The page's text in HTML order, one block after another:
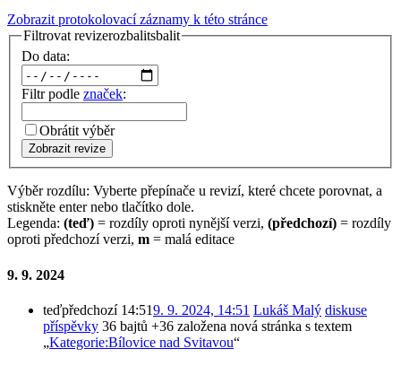
Zobrazit protokolovací záznamy k této stránce
Filtrovat revizerozbalitsbalit
Do data:
Filtr podle značek:
Obrátit výběr
Zobrazit revize
Výběr rozdílu: Vyberte přepínače u revizí, které chcete porovnat, a
stiskněte enter nebo tlačítko dole.
Legenda: (teď) = rozdíly oproti nynější verzi, (předchozí) = rozdíly
oproti předchozí verzi, m = malá editace
9. 9. 2024
teďpředchozí 14:519. 9. 2024, 14:51 Lukáš Malý diskuse
příspěvky 36 bajtů +36 založena nová stránka s textem
„Kategorie:Bílovice nad Svitavou“